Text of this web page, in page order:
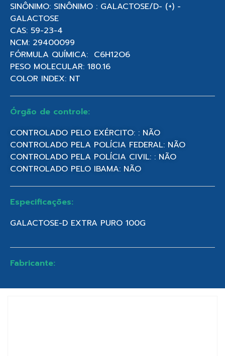
SINÔNIMO: SINÔNIMO : GALACTOSE/D- (+) -
GALACTOSE
CAS: 59-23-4
NCM: 29400099
FÓRMULA QUÍMICA: C6H12O6
PESO MOLECULAR: 180.16
COLOR INDEX: NT
Órgão de controle:
CONTROLADO PELO EXÉRCITO: : NÃO
CONTROLADO PELA POLÍCIA FEDERAL: NÃO
CONTROLADO PELA POLÍCIA CIVIL: : NÃO
CONTROLADO PELO IBAMA: NÃO
Especificações:
GALACTOSE-D EXTRA PURO 100G
Fabricante: